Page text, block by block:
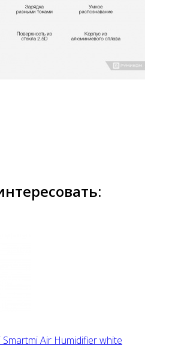
Smartmi Air Humidifier white